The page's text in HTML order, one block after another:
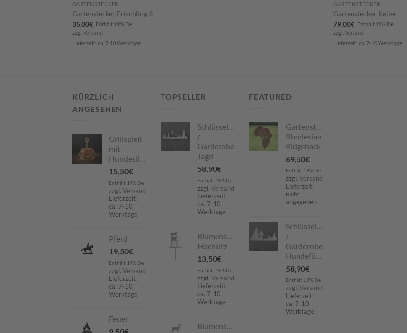
GARTENSTECKER
Gartenstecker Frischling 3
35,00€ Enthält 19% De
zzgl. Versand
Lieferzeit: ca. 7-10 Werktage
GARTENSTECKER
Gartenstecker Keiler
79,00€ Enthält 19% De
zzgl.Versand
Lieferzeit: ca. 7-10 Werktage
KÜRZLICH
ANGESEHEN
Grillspieß
mit
Hundesilhouette
15,50€
Enthält 19% De
zzgl. Versand
Lieferzeit:
ca. 7-10
Werktage
Pferd
19,50€
Enthält 19% De
zzgl. Versand
Lieferzeit:
ca. 7-10
Werktage
Feuer
TOPSELLER
Schlüsselboard
/
Garderobe
Jagd
58,90€
Enthält 19% De
zzgl. Versand
Lieferzeit:
ca. 7-10
Werktage
Blumenstecker
Hochsitz
13,50€
Enthält 19% De
zzgl. Versand
Lieferzeit:
ca. 7-10
Werktage
Blumenstecker
FEATURED
Gartenstecker
Rhodesian
Ridgeback
69,50€
Enthält 19% De
zzgl. Versand
Lieferzeit:
nicht
angegeben
Schlüsselboard
/
Garderobe
Hundeführer
58,90€
Enthält 19% De
zzgl. Versand
Lieferzeit:
ca. 7-10
Werktage